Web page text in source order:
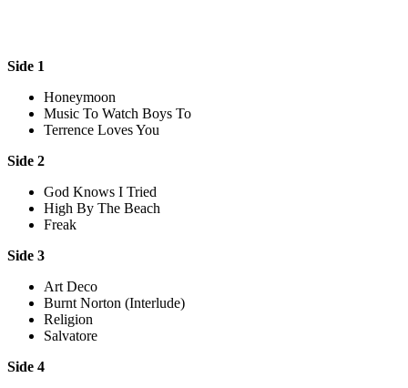
Side 1
Honeymoon
Music To Watch Boys To
Terrence Loves You
Side 2
God Knows I Tried
High By The Beach
Freak
Side 3
Art Deco
Burnt Norton (Interlude)
Religion
Salvatore
Side 4